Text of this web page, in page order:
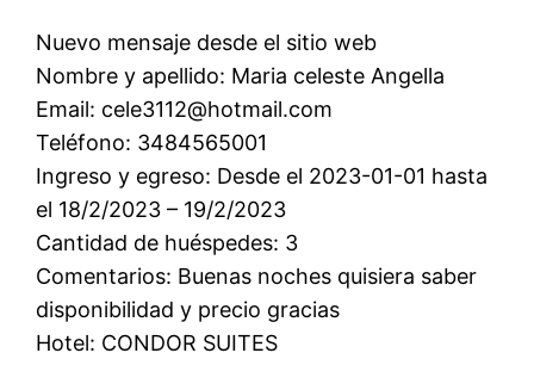
Nuevo mensaje desde el sitio web
Nombre y apellido: Maria celeste Angella
Email: cele3112@hotmail.com
Teléfono: 3484565001
Ingreso y egreso: Desde el 2023-01-01 hasta
el 18/2/2023 – 19/2/2023
Cantidad de huéspedes: 3
Comentarios: Buenas noches quisiera saber
disponibilidad y precio gracias
Hotel: CONDOR SUITES